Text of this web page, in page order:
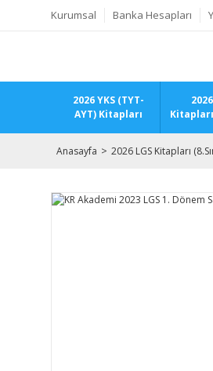
Kurumsal Banka Hesapları
2026 YKS (TYT-
AYT) Kitapları
Anasayfa 2026 LGS Kitapları